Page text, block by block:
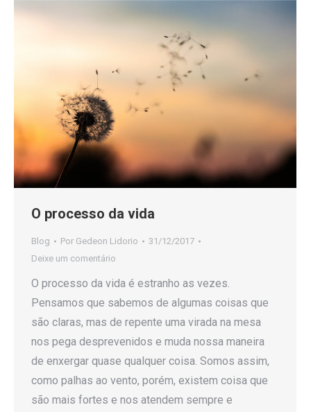
O processo da vida
Blog Por Gedeon Lidorio
31/12/2017
Deixe um comentário
O processo da vida é estranho as vezes.
Pensamos que sabemos de algumas coisas que
são claras, mas de repente uma virada na mesa
nos pega desprevenidos e muda nossa maneira
de enxergar quase qualquer coisa. Somos assim,
como palhas ao vento, porém, existem coisa que
são mais fortes e nos atendem sempre e